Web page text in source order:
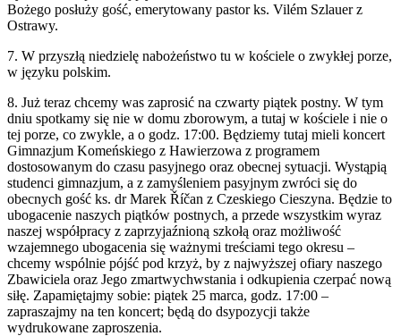
Bożego posłuży gość, emerytowany pastor ks. Vilém Szlauer z
Ostrawy.
7. W przyszłą niedzielę nabożeństwo tu w kościele o zwykłej porze,
w języku polskim.
8. Już teraz chcemy was zaprosić na czwarty piątek postny. W tym
dniu spotkamy się nie w domu zborowym, a tutaj w kościele i nie o
tej porze, co zwykle, a o godz. 17:00. Będziemy tutaj mieli koncert
Gimnazjum Komeńskiego z Hawierzowa z programem
dostosowanym do czasu pasyjnego oraz obecnej sytuacji. Wystąpią
studenci gimnazjum, a z zamyśleniem pasyjnym zwróci się do
obecnych gość ks. dr Marek Říčan z Czeskiego Cieszyna. Będzie to
ubogacenie naszych piątków postnych, a przede wszystkim wyraz
naszej współpracy z zaprzyjaźnioną szkołą oraz możliwość
wzajemnego ubogacenia się ważnymi treściami tego okresu –
chcemy wspólnie pójść pod krzyż, by z najwyższej ofiary naszego
Zbawiciela oraz Jego zmartwychwstania i odkupienia czerpać nową
siłę. Zapamiętajmy sobie: piątek 25 marca, godz. 17:00 –
zapraszajmy na ten koncert; będą do dsypozycji także
wydrukowane zaproszenia.